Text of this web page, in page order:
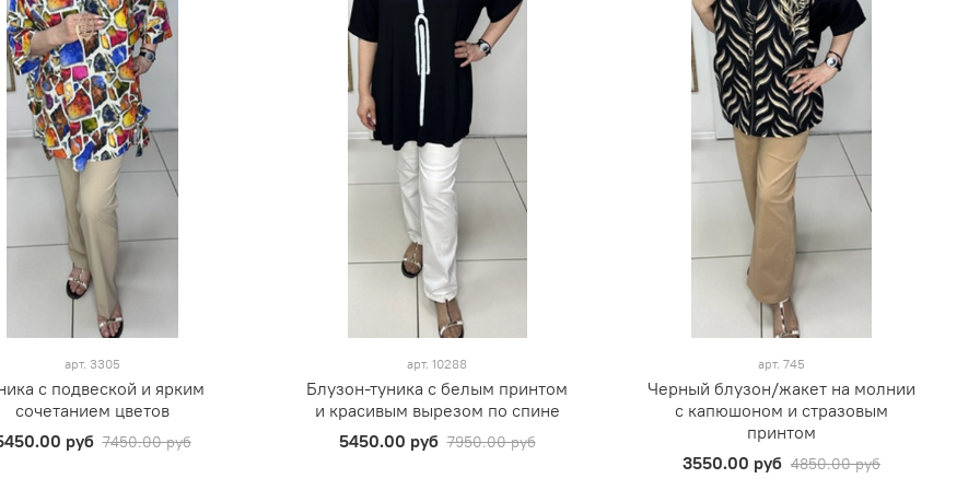
арт. 3305
с подвеской и ярким
сочетанием цветов
руб 7450.00 руб
арт.10288
Блузон-туника с белым принтом
и красивым вырезом по спине
5450.00 руб 7950.00 руб
арт.745
Черный блузон/жакет на молнии
с капюшоном и стразовым
принтом
3550.00 руб 4850.00 руб